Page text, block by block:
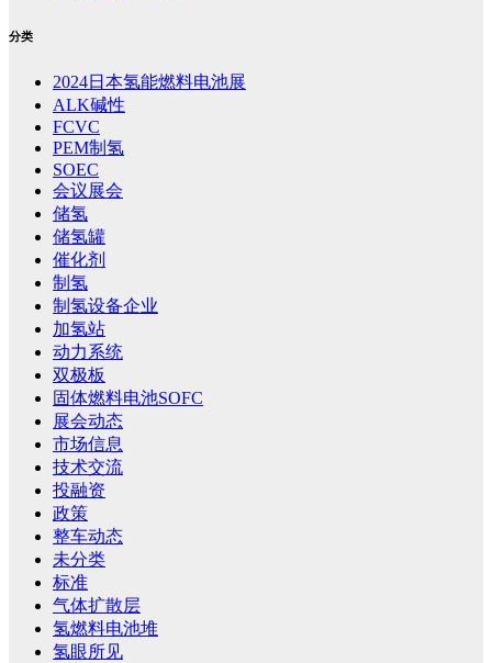
分类
2024日本氢能燃料电池展
ALK碱性
FCVC
PEM制氢
SOEC
会议展会
储氢
储氢罐
催化剂
制氢
制氢设备企业
加氢站
动力系统
双极板
固体燃料电池SOFC
展会动态
市场信息
技术交流
投融资
政策
整车动态
未分类
标准
气体扩散层
氢燃料电池堆
氢眼所见